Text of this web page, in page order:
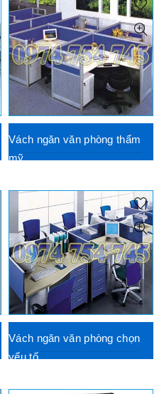
Vách ngăn văn phòng thẩm
mỹ
Vách ngăn văn phòng chọn
yếu tố